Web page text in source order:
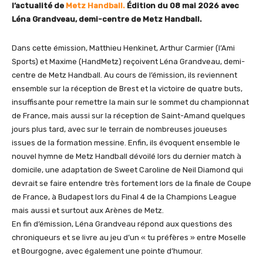
l’actualité de Metz Handball. Édition du 08 mai 2026 avec
Léna Grandveau, demi-centre de Metz Handball.
Dans cette émission, Matthieu Henkinet, Arthur Carmier (l’Ami
Sports) et Maxime (HandMetz) reçoivent Léna Grandveau, demi-
centre de Metz Handball. Au cours de l’émission, ils reviennent
ensemble sur la réception de Brest et la victoire de quatre buts,
insuffisante pour remettre la main sur le sommet du championnat
de France, mais aussi sur la réception de Saint-Amand quelques
jours plus tard, avec sur le terrain de nombreuses joueuses
issues de la formation messine. Enfin, ils évoquent ensemble le
nouvel hymne de Metz Handball dévoilé lors du dernier match à
domicile, une adaptation de Sweet Caroline de Neil Diamond qui
devrait se faire entendre très fortement lors de la finale de Coupe
de France, à Budapest lors du Final 4 de la Champions League
mais aussi et surtout aux Arènes de Metz.
En fin d’émission, Léna Grandveau répond aux questions des
chroniqueurs et se livre au jeu d’un « tu préfères » entre Moselle
et Bourgogne, avec également une pointe d’humour.